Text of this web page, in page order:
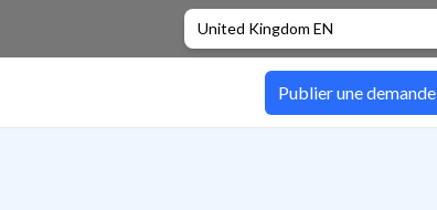
United Kingdom EN
Publier une demande